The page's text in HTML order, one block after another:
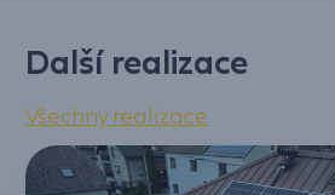
Další realizace
Všechny realizace